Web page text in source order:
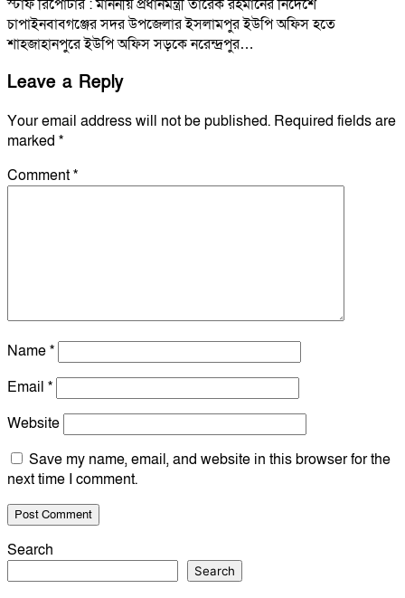
স্টাফ রিপোর্টার : মাননীয় প্রধানমন্ত্রী তারেক রহমানের নির্দেশে
চাপাইনবাবগঞ্জের সদর উপজেলার ইসলামপুর ইউপি অফিস হতে
শাহজাহানপুরে ইউপি অফিস সড়কে নরেন্দ্রপুর…
Leave a Reply
Your email address will not be published. Required fields are
marked *
Comment*
Name*
Email *
Website
Save my name, email, and website in this browser for the
next time I comment.
Search
Search